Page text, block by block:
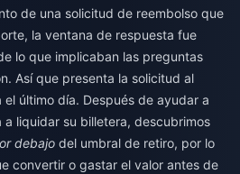
de una solicitud de reembolso que
la ventana de respuesta fue
lo que implicaban las preguntas
Así que presenta la solicitud al
último día. Después de ayudar a
liquidar su billetera, descubrimos
debajo del umbral de retiro, por lo
convertir o gastar el valor antes de